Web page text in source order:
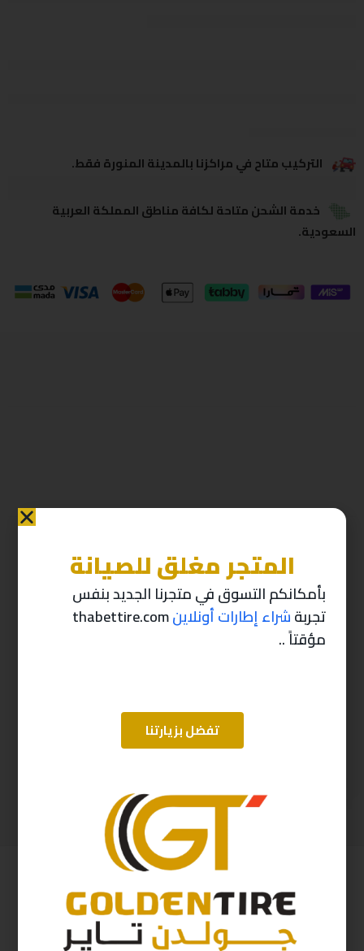
التركيب متاح في مراكزنا بالمدينة المنورة فقط.
خدمة الشحن متاحة لكافة مناطق المملكة العربية
السعودية.
منتجات ذات صله
( شامل الضريبة )
-10%
533ر.س 480
المتجر مغلق للصيانة
بأمكانكم التسوق في متجرنا الجديد بنفس
تجربةشراء إطارات أونلاينthabettire.com
مؤقتاً ..
تفضل بزيارتنا